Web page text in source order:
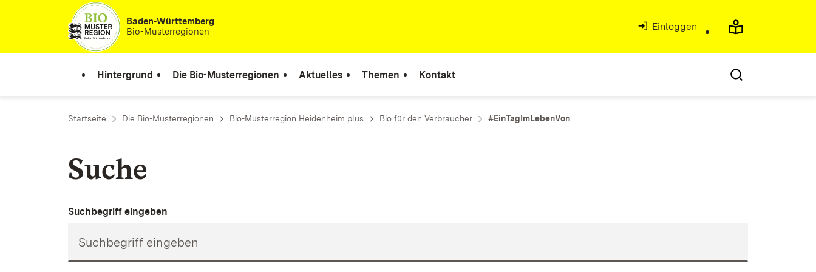
Zum Inhalt springenBaden-Württemberg
Bio-Musterregionen
Einloggen
Hintergrund Die Bio-Musterregionen Aktuelles Themen Kontakt
Startseite Die Bio-Musterregionen Bio-Musterregion Heidenheim plus Bio für den Verbraucher #EinTagImLebenVon
Suche
Suchbegriff eingeben